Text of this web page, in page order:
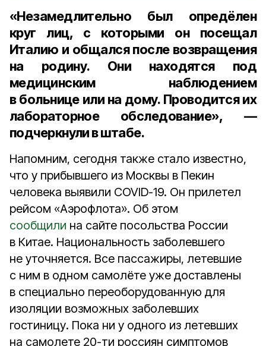
«Незамедлительно был опредёлен
круг лиц, с которыми он посещал
Италию и общался после возвращения
на родину. Они находятся под
медицинским наблюдением
в больнице или на дому. Проводится их
лабораторное обследование», —
подчеркнули в штабе.
Напомним, сегодня также стало известно,
что у прибывшего из Москвы в Пекин
человека выявили COVID-19. Он прилетел
рейсом «Аэрофлота». Об этом
сообщили на сайте посольства России
в Китае. Национальность заболевшего
не уточняется. Все пассажиры, летевшие
с ним в одном самолёте уже доставлены
в специально переоборудованную для
изоляции возможных заболевших
гостиницу. Пока ни у одного из летевших
на самолете 20-ти россиян симптомов